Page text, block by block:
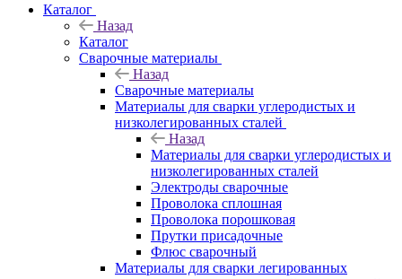
Каталог
Назад
Каталог
Сварочные материалы
Назад
Сварочные материалы
Материалы для сварки углеродистых и
низколегированных сталей
Назад
Материалы для сварки углеродистых и
низколегированных сталей
Электроды сварочные
Проволока сплошная
Проволока порошковая
Прутки присадочные
Флюс сварочный
Материалы для сварки легированных